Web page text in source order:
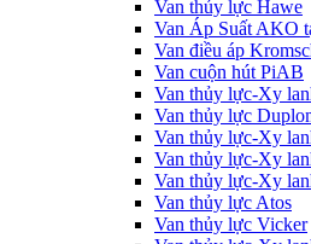
Van thủy lực Hawe
Van Áp Suất AKO
Van điều áp
Van cuộn hút PiAB
Van thủy lực-Xy
Van thủy lực
Van thủy lực-Xy
Van thủy lực-Xy
Van thủy lực-Xy
Van thủy lực Atos
Van thủy lực Vicker